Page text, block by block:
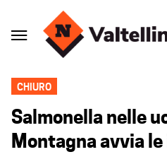
CHIURO
Salmonella nelle
Montagna avvia